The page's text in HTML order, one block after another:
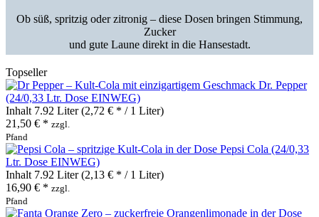
Ob süß, spritzig oder zitronig – diese Dosen bringen Stimmung,
Zucker
und gute Laune direkt in die Hansestadt.
Topseller
Dr. Pepper
(24/0,33 Ltr. Dose EINWEG)
Inhalt 7.92 Liter(2,72 € * / 1 Liter)
21,50 € * zzgl.
Pfand
Pepsi Cola (24/0,33
Ltr. Dose EINWEG)
Inhalt 7.92 Liter(2,13 € * / 1 Liter)
16,90 € * zzgl.
Pfand